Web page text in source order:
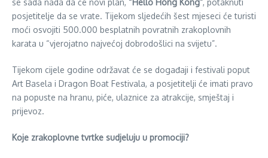
se sada nada da će novi plan, “Hello Hong Kong”, potaknuti
posjetitelje da se vrate. Tijekom sljedećih šest mjeseci će turisti
moći osvojiti 500.000 besplatnih povratnih zrakoplovnih
karata u “vjerojatno najvećoj dobrodošlici na svijetu”.
Tijekom cijele godine održavat će se događaji i festivali poput
Art Basela i Dragon Boat Festivala, a posjetitelji će imati pravo
na popuste na hranu, piće, ulaznice za atrakcije, smještaj i
prijevoz.
Koje zrakoplovne tvrtke sudjeluju u promociji?